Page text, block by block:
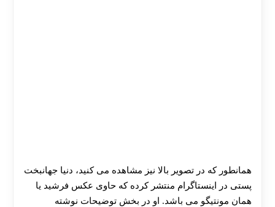
همانطور که در تصویر بالا نیز مشاهده می کنید، دنیا جهانبخت
پستی در اینستاگرام منتشر کرده که حاوی عکس فرشید یا
همان مونتیگو می باشد. او در بخش توضیحات نوشته